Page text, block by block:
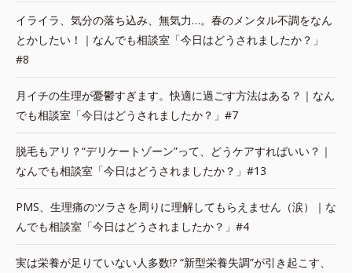
イライラ、気分の落ち込み、無気力…。春のメンタル不調をなん
とかしたい！｜なんでも相談室「今日はどうされましたか？」
#8
月イチの生理が憂鬱すぎます。快適に過ごす方法はある？｜なん
でも相談室「今日はどうされましたか？」#7
脱毛もアリ？“デリケートゾーン”って、どうケアすればいい？｜
なんでも相談室「今日はどうされましたか？」#13
PMS、生理痛のツラさを周りに理解してもらえません（涙）｜な
んでも相談室「今日はどうされましたか？」#4
実は栄養が足りていない人多数!? “新型栄養失調”が引き起こす、